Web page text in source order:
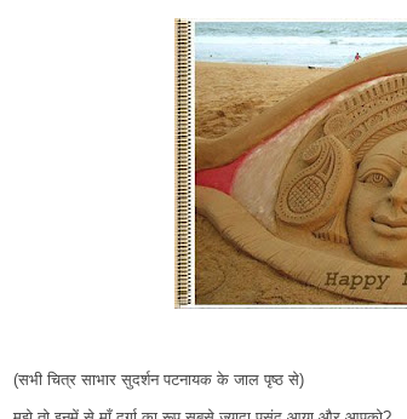
(सभी चित्र साभार सुदर्शन पटनायक के जाल पृष्ठ से)